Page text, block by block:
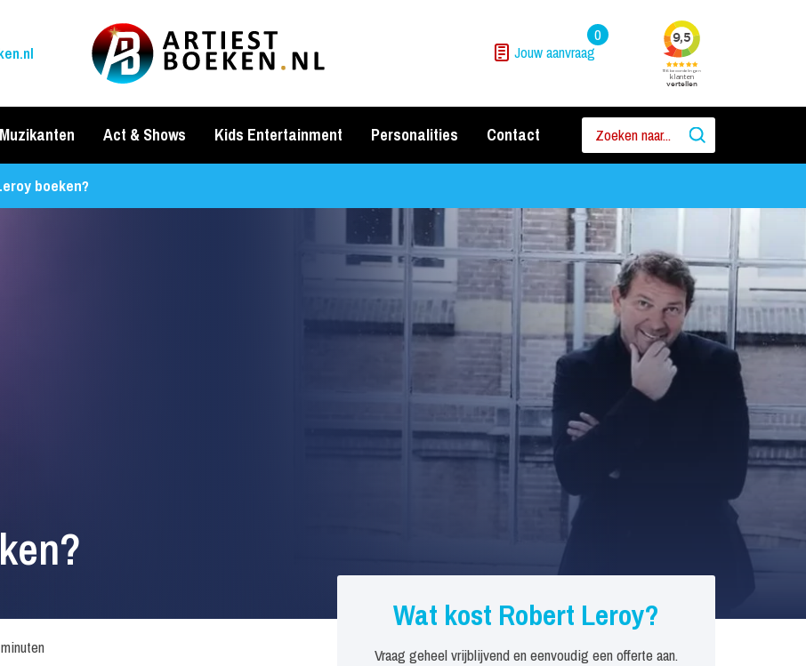
Jouw aanvraag
0
Muzikanten Act & Shows Kids Entertainment Personalities Contact
boeken?
Wat kost Robert Leroy?
Vraag geheel vrijblijvend en eenvoudig een offerte aan.